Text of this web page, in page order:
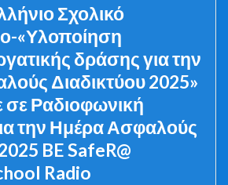
Σχολικό
«Υλοποίηση
δράσης για την
Διαδικτύου 2025»
σε Ραδιοφωνική
την Ημέρα Ασφαλούς
BE SafeR@
Radio